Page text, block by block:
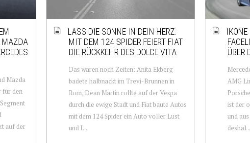
S
D
G
Mazda
für den
auf der
LASS DIE SONNE IN DEIN HERZ:
MIT DEM 124 SPIDER FEIERT FIAT
DIE RÜCKKEHR DES DOLCE VITA
Das waren noch Zeiten: Anita Ekberg
badete halbnackt im Trevi-Brunnen in
Rom, Dean Martin rollte auf der Vespa
durch die ewige Stadt und Fiat baute Autos
mit dem 124 Spider ein Auto voller Lust
und L...
ÜBER
AMG
ist der
und
deshal...